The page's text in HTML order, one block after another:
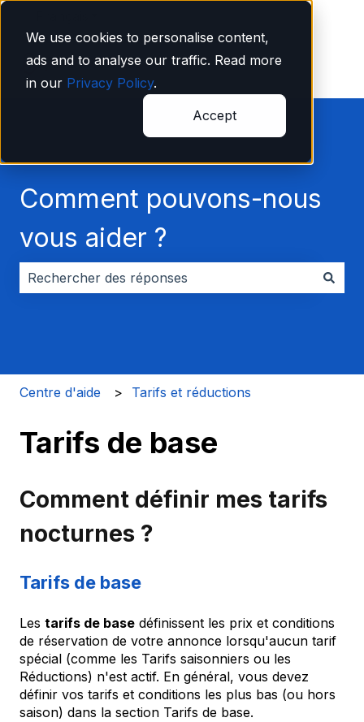
We use cookies to personalise content,
ads and to analyse our traffic. Read more
in our Privacy Policy.
Accept
Comment pouvons-nous
vous aider ?
Centre d'aide Tarifs et réductions
Tarifs de base
Comment définir mes tarifs
nocturnes ?
Tarifs de base
Les tarifs de base définissent les prix et conditions
de réservation de votre annonce lorsqu'aucun tarif
spécial (comme les Tarifs saisonniers ou les
Réductions) n'est actif. En général, vous devez
définir vos tarifs et conditions les plus bas (ou hors
saison) dans la section Tarifs de base.